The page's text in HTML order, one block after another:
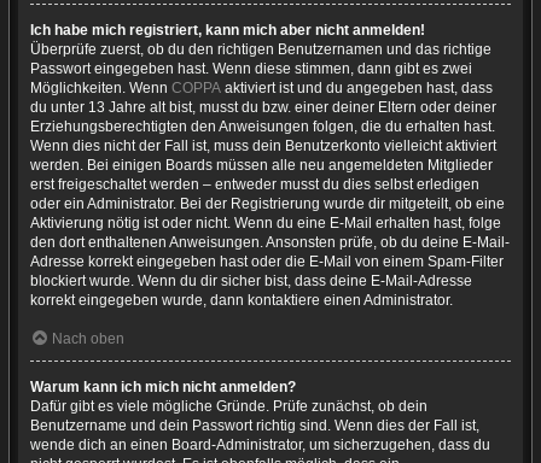
Ich habe mich registriert, kann mich aber nicht anmelden!
Überprüfe zuerst, ob du den richtigen Benutzernamen und das richtige
Passwort eingegeben hast. Wenn diese stimmen, dann gibt es zwei
Möglichkeiten. Wenn COPPA aktiviert ist und du angegeben hast, dass
du unter 13 Jahre alt bist, musst du bzw. einer deiner Eltern oder deiner
Erziehungsberechtigten den Anweisungen folgen, die du erhalten hast.
Wenn dies nicht der Fall ist, muss dein Benutzerkonto vielleicht aktiviert
werden. Bei einigen Boards müssen alle neu angemeldeten Mitglieder
erst freigeschaltet werden – entweder musst du dies selbst erledigen
oder ein Administrator. Bei der Registrierung wurde dir mitgeteilt, ob eine
Aktivierung nötig ist oder nicht. Wenn du eine E-Mail erhalten hast, folge
den dort enthaltenen Anweisungen. Ansonsten prüfe, ob du deine E-Mail-
Adresse korrekt eingegeben hast oder die E-Mail von einem Spam-Filter
blockiert wurde. Wenn du dir sicher bist, dass deine E-Mail-Adresse
korrekt eingegeben wurde, dann kontaktiere einen Administrator.
Nach oben
Warum kann ich mich nicht anmelden?
Dafür gibt es viele mögliche Gründe. Prüfe zunächst, ob dein
Benutzername und dein Passwort richtig sind. Wenn dies der Fall ist,
wende dich an einen Board-Administrator, um sicherzugehen, dass du